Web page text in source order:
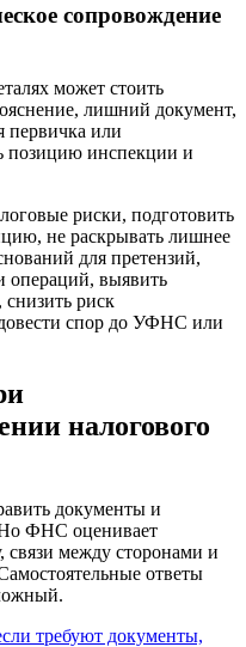
сопровождение
может стоить
лишний документ,
первичка или
позицию инспекции и
риски, подготовить
не раскрывать лишнее
для претензий,
операций, выявить
риск
спор до УФНС или
налогового
документы и
Но ФНС оценивает
связи между сторонами и
ответы
требуют документы,